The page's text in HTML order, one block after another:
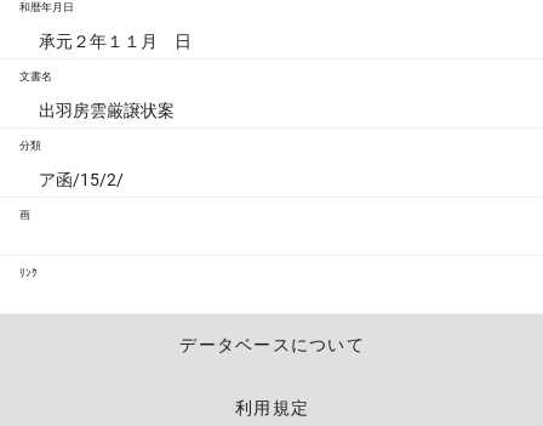
和暦年月日
承元２年１１月 日
文書名
出羽房雲厳譲状案
分類
ア函/15/2/
画
ﾘﾝｸ
データベースについて
利用規定